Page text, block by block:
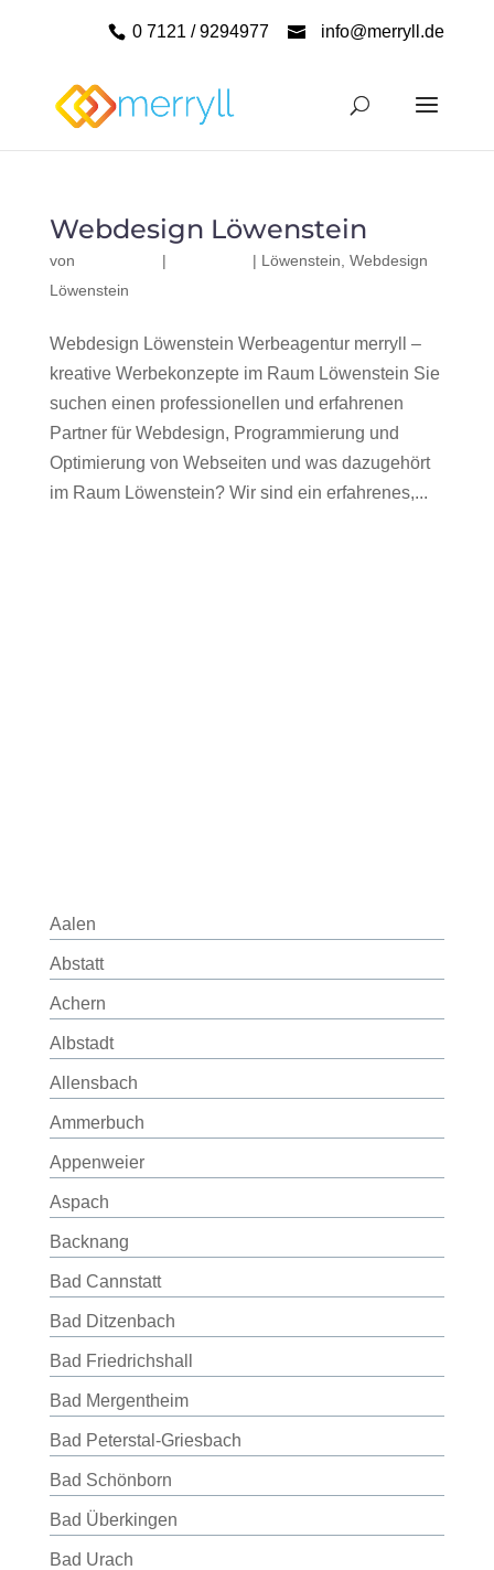
0 7121 / 9294977 info@merryll.de
Webdesign Löwenstein
von | | Löwenstein Webdesign
Löwenstein
Webdesign Löwenstein Werbeagentur merryll –
kreative Werbekonzepte im Raum Löwenstein Sie
suchen einen professionellen und erfahrenen
Partner für Webdesign, Programmierung und
Optimierung von Webseiten und was dazugehört
im Raum Löwenstein? Wir sind ein erfahrenes,...
Aalen
Abstatt
Achern
Albstadt
Allensbach
Ammerbuch
Appenweier
Aspach
Backnang
Bad Cannstatt
Bad Ditzenbach
Bad Friedrichshall
Bad Mergentheim
Bad Peterstal-Griesbach
Bad Schönborn
Bad Überkingen
Bad Urach